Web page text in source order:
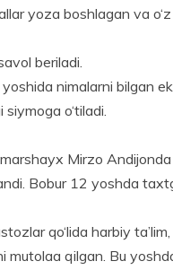
yoza boshlagan va
beri­ladi.
yoshida nimalarni bilgan
o‘tiladi.
Mirzo
Bobur 12 yoshda
qo‘lida harbiy
qilgan. Bu